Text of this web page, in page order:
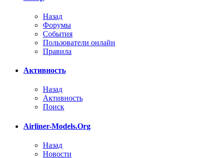
Назад
Форумы
События
Пользователи онлайн
Правила
Активность
Назад
Активность
Поиск
Airliner-Models.Org
Назад
Новости